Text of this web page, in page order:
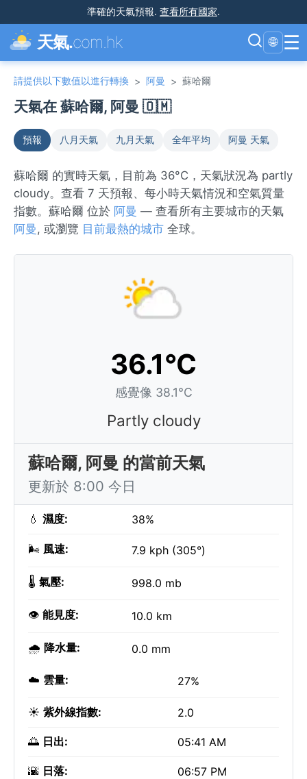
準確的天氣預報. 查看所有國家.
天氣.com.hk 🌐 ☰
請提供以下數值以進行轉換 > 阿曼 > 蘇哈爾
天氣在 蘇哈爾, 阿曼 🇴🇲
預報 八月天氣 九月天氣 全年平均 阿曼 天氣
蘇哈爾 的實時天氣，目前為 36°C，天氣狀況為 partly
cloudy。查看 7 天預報、每小時天氣情況和空氣質量
指數。蘇哈爾 位於 阿曼 — 查看所有主要城市的天氣
阿曼, 或瀏覽 目前最熱的城市 全球。
36.1°C
感覺像 38.1°C
Partly cloudy
蘇哈爾, 阿曼 的當前天氣
更新於 8:00 今日
💧 濕度: 38%
🌬️ 風速: 7.9 kph (305°)
🌡️ 氣壓: 998.0 mb
👁️ 能見度: 10.0 km
🌧️ 降水量: 0.0 mm
☁️ 雲量: 27%
☀️ 紫外線指數: 2.0
🌅 日出: 05:41 AM
🌇 日落: 06:57 PM